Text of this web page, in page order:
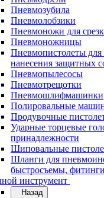
Пневмозубила
Пневмолобзики
Пневмоножи для
Пневмоножницы
Пневмопистолеты для
нанесения защитных
Пневмопылесосы
Пневмотрещотки
Пневмошлифмашинки
Полировальные
Продувочные
Ударные торцевые
принадлежности
Шиповальные
Шланги для
быстросъемы,
инструмент
Назад